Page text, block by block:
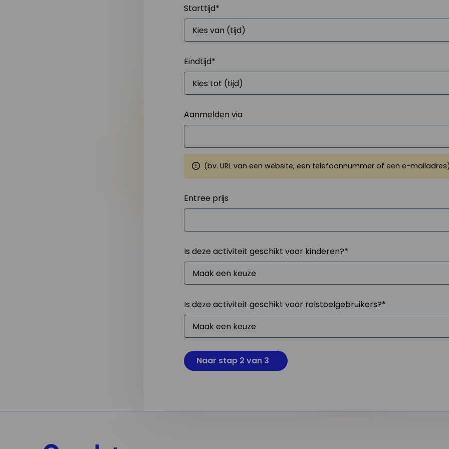
Starttijd*
Eindtijd*
Aanmelden via
(bv. URL van een website, een telefoonnummer of een e-
Entree prijs
Is deze activiteit geschikt voor kinderen?*
Is deze activiteit geschikt voor rolstoelgebruikers?*